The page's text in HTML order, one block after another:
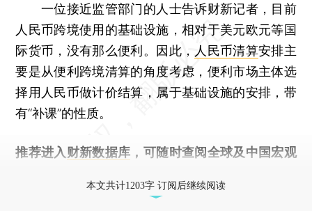
一位接近监管部门的人士告诉财新记者，目前
人民币跨境使用的基础设施，相对于美元欧元等国
际货币，没有那么便利。因此， 人民币清算安排主
要是从便利跨境清算的角度考虑，便利市场主体选
择用人民币做计价结算，属于基础设施的安排，带
有“补课”的性质。
推荐进入 财新数据库 ，可随时查阅全球及中国宏观
本文共计1203字 订阅后继续阅读